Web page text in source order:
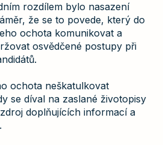
rozdílem bylo nasazení
že se to povede, který do
ochota komunikovat a
osvědčené postupy při
ochota neškatulkovat
se díval na zaslané životopisy
doplňujících informací a